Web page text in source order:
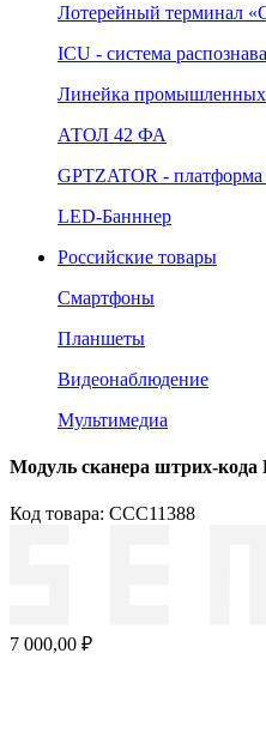
Лотерейный терминал
ICU - система
Линейка промышленных
АТОЛ 42 ФА
GPTZATOR -
LED-Банннер
Российские товары
Смартфоны
Планшеты
Видеонаблюдение
Мультимедиа
Модуль сканера штрих-кода
Код товара: ССС11388
7 000,00 ₽